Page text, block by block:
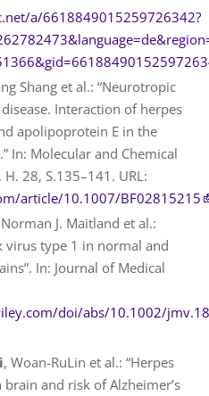
a/6618849015259726342?
Shang et al.: “Neurotropic
Interaction of herpes
apolipoprotein E in the
In: Molecular and Chemical
H. 28, S.135–141. URL:
article/10.1007/BF02815215
J. Maitland et al.:
virus type 1 in normal and
In: Journal of Medical
doi/abs/10.1002/
, Woan-RuLin et al.: “Herpes
and risk of Alzheimer’s